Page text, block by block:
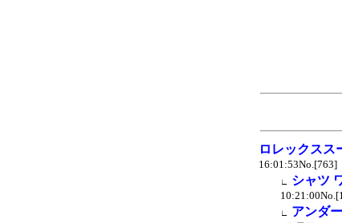
ロレックスス
16:01:53No.[763]
∟ シャツ
∟ アンダ